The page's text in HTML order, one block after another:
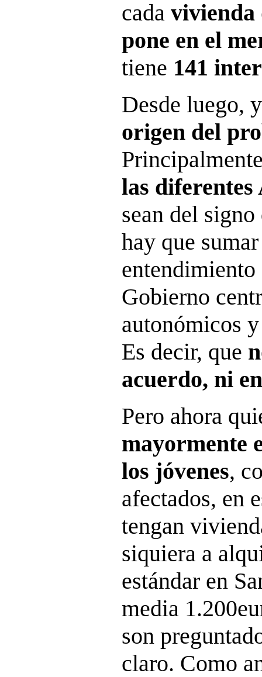
cada vivienda
pone en el
tiene 141
Desde luego,
origen del
las
sean del
hay que
Gobierno
autonómicos
Es decir, que
acuerdo, ni
Pero ahora
mayormente
los jóvenes,
afectados, en
tengan
siquiera a
estándar en
media
son
claro. Como